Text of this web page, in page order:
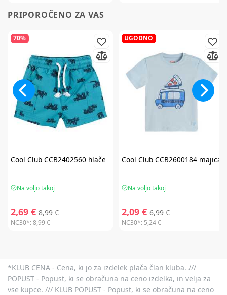
PRIPOROČENO ZA VAS
70%
Cool ClubCCB2402560 hlače
Na voljo takoj
2,69 € 8,99 €
NC30*:8,99 €
UGODNO
Cool ClubCCB2600184 majica
Na voljo takoj
2,09 € 6,99 €
NC30*: 5,24 €
*KLUB CENA - Cena, ki jo za izdelek plača član kluba. ///
POPUST - Popust, ki se obračuna na ceno izdelka, in velja za
vse kupce. /// KLUB POPUST - Popust, ki se obračuna na ceno